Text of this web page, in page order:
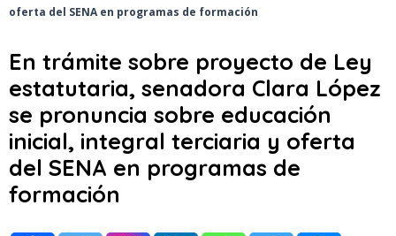
oferta del SENA en programas de formación
En trámite sobre proyecto de Ley
estatutaria, senadora Clara López
se pronuncia sobre educación
inicial, integral terciaria y oferta
del SENA en programas de
formación